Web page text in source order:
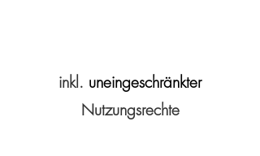
inkl. uneingeschränkter
Nutzungsrechte